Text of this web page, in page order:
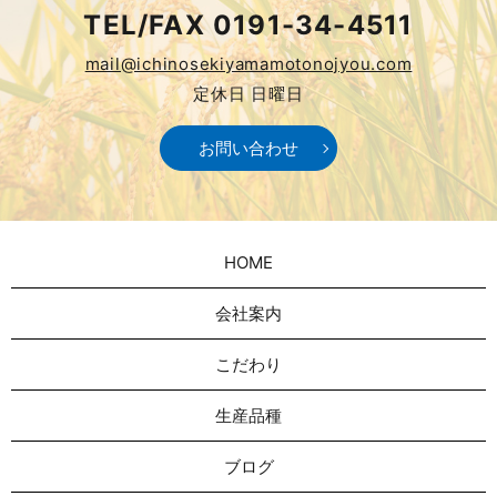
TEL/FAX 0191-34-4511
mail@ichinosekiyamamotonojyou.com
定休日 日曜日
お問い合わせ
HOME
会社案内
こだわり
生産品種
ブログ